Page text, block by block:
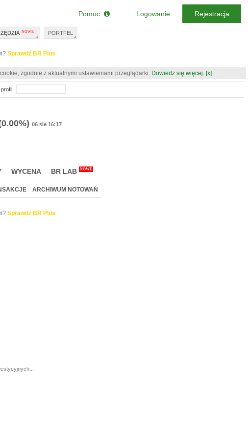
Sprawdź BR Plus
zgodnie z aktualnymi ustawieniami przeglądarki. Dowiedz się więcej. [x]
06 sie 16:17
WYCENA BR LAB NOWE
ARCHIWUM NOTOWAŃ
Sprawdź BR Plus
PORTFEL
Pomoc Logowanie Rejestracja